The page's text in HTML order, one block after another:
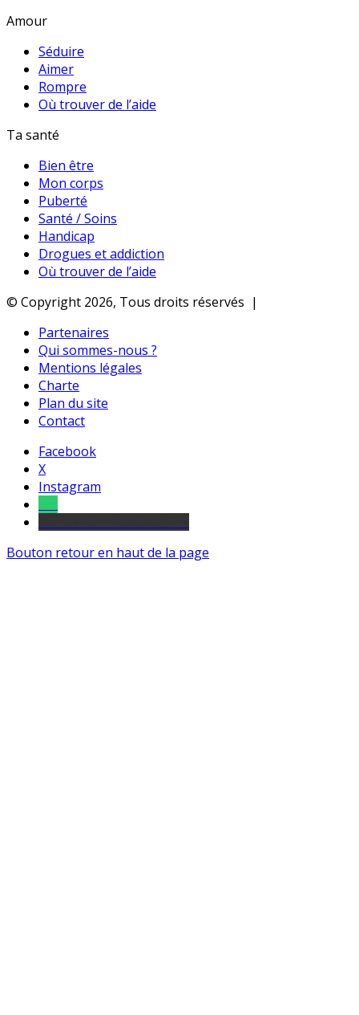
Amour
Séduire
Aimer
Rompre
Où trouver de l’aide
Ta santé
Bien être
Mon corps
Puberté
Santé / Soins
Handicap
Drogues et addiction
Où trouver de l’aide
© Copyright 2026, Tous droits réservés |
Partenaires
Qui sommes-nous ?
Mentions légales
Charte
Plan du site
Contact
Facebook
X
Instagram
Bouton retour en haut de la page